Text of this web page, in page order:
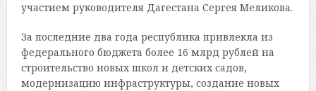
участием руководителя Дагестана Сергея Меликова.
За последние два года республика привлекла из
федерального бюджета более 16 млрд рублей на
строительство новых школ и детских садов,
модернизацию инфраструктуры, создание новых